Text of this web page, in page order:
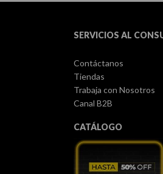
SERVICIOS AL
Contáctanos
Tiendas
Trabaja con Nosotros
Canal B2B
CATÁLOGO